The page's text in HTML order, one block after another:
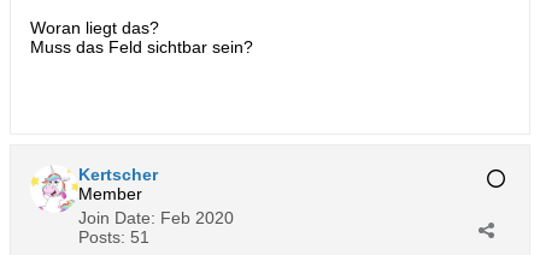
Woran liegt das?
Muss das Feld sichtbar sein?
Kertscher
Member
Join Date: Feb 2020
Posts: 51